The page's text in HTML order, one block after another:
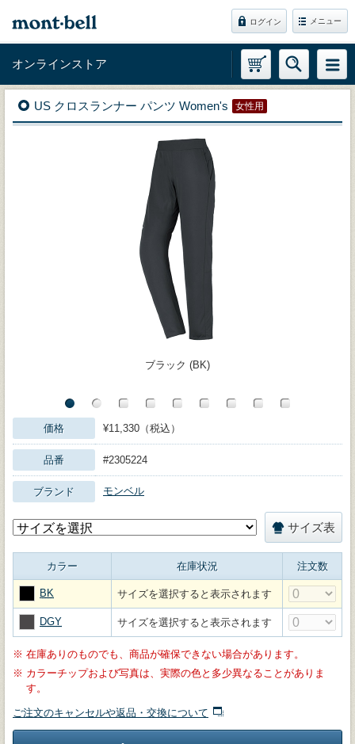
ログイン メニュー
オンラインストア
US クロスランナー パンツ Women's 女性用
ブラック (BK)
価格 ¥11,330（税込）
品番 #2305224
ブランド モンベル
サイズ表
カラー 在庫状況 注文数
BK サイズを選択すると表示されます
DGY サイズを選択すると表示されます
※ 在庫ありのものでも、商品が確保できない場合があります。
※ カラーチップおよび写真は、実際の色と多少異なることがありま
す。
ご注文のキャンセルや返品・交換について